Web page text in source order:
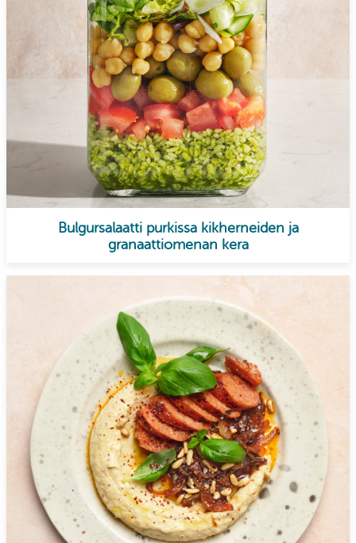
Bulgursalaatti purkissa kikherneiden ja
granaattiomenan kera